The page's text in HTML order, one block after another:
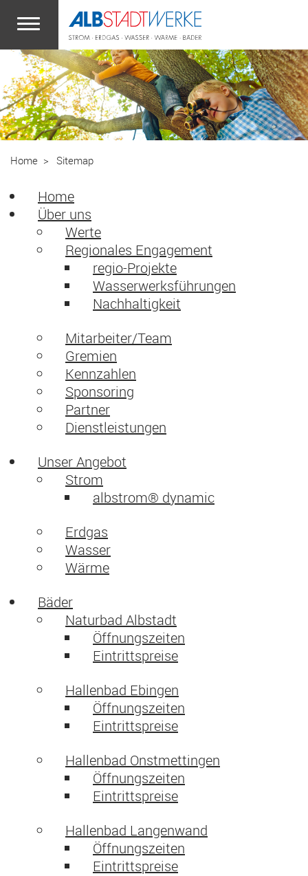
Zum Hauptinhalt springen
Home Sitemap
Home
Über uns
Werte
Regionales Engagement
regio-Projekte
Wasserwerksführungen
Nachhaltigkeit
Mitarbeiter/Team
Gremien
Kennzahlen
Sponsoring
Partner
Dienstleistungen
Unser Angebot
Strom
albstrom® dynamic
Erdgas
Wasser
Wärme
Bäder
Naturbad Albstadt
Öffnungszeiten
Eintrittspreise
Hallenbad Ebingen
Öffnungszeiten
Eintrittspreise
Hallenbad Onstmettingen
Öffnungszeiten
Eintrittspreise
Hallenbad Langenwand
Öffnungszeiten
Eintrittspreise